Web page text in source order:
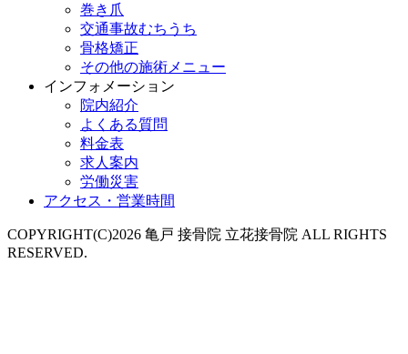
巻き爪
交通事故むちうち
骨格矯正
その他の施術メニュー
インフォメーション
院内紹介
よくある質問
料金表
求人案内
労働災害
アクセス・営業時間
COPYRIGHT(C)2026 亀戸 接骨院 立花接骨院 ALL RIGHTS
RESERVED.